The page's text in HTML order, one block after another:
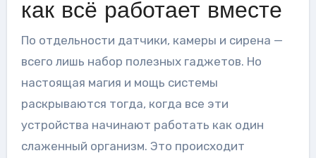
как всё работает вместе
По отдельности датчики, камеры и сирена —
всего лишь набор полезных гаджетов. Но
настоящая магия и мощь системы
раскрываются тогда, когда все эти
устройства начинают работать как один
слаженный организм. Это происходит